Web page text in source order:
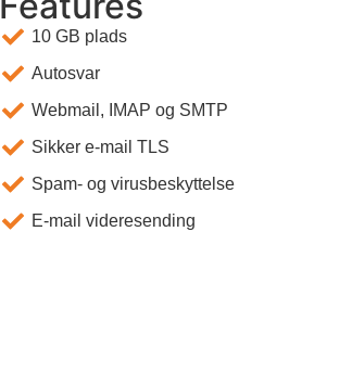
10 GB plads
Autosvar
Webmail, IMAP og SMTP
Sikker e-mail TLS
Spam- og virusbeskyttelse
E-mail videresending